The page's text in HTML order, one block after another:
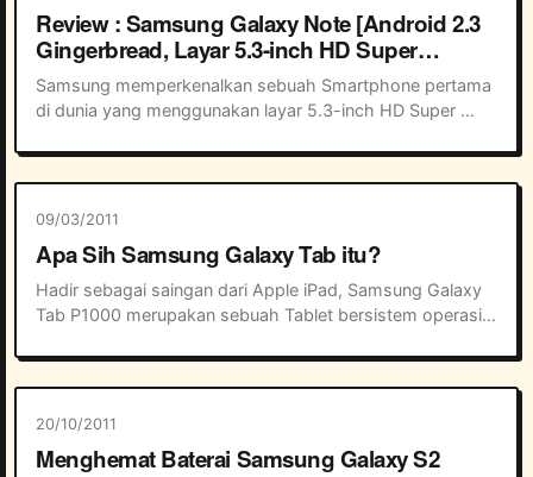
Review : Samsung Galaxy Note [Android 2.3
Gingerbread, Layar 5.3-inch HD Super
AMOLED]
Samsung memperkenalkan sebuah Smartphone pertama
di dunia yang menggunakan layar 5.3-inch HD Super
sangat besar untuk ukuran sebuah ponsel pinter at...
09/03/2011
Apa Sih Samsung Galaxy Tab itu?
Hadir sebagai saingan dari Apple iPad, Samsung Galaxy
Tab P1000 merupakan sebuah Tablet bersistem operasi
dikembangkan oleh Google. Dari segi fitur Sam...
20/10/2011
Menghemat Baterai Samsung Galaxy S2